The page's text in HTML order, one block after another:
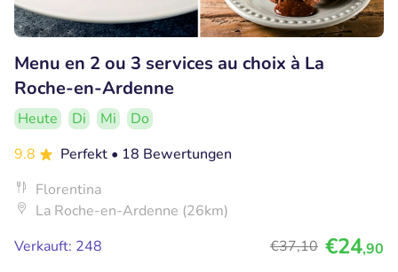
Menu en 2 ou 3 services au choix à La
Roche-en-Ardenne
Heute Di Mi
Do
9.8
Perfekt • 18 Bewertungen
Florentina
La Roche-en-Ardenne (26km)
Verkauft: 248
€37,10 €24,90